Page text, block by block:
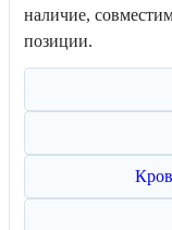
наличие,
позиции.